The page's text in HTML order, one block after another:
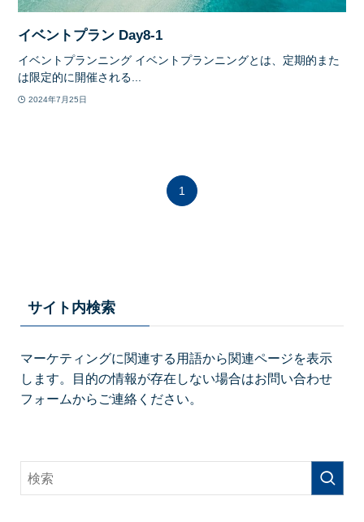
イベントプラン Day8-1
イベントプランニング イベントプランニングとは、定期的また
は限定的に開催される...
2024年7月25日
1
サイト内検索
マーケティングに関連する用語から関連ページを表示
します。目的の情報が存在しない場合はお問い合わせ
フォームからご連絡ください。